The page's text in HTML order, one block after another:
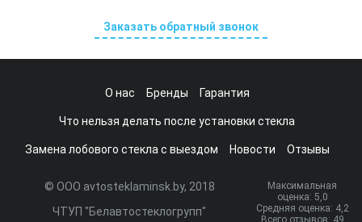
Заказать обратный звонок
О нас Бренды Гарантия
Что нельзя делать после установки стекла
Замена лобового стекла с выездом Новости Отзывы
© ООО avtosteklaminsk.by, 2018
ЧТУП "Белавтостеклогрупп"
Максимальная
оценка: 5,0
Средняя оценка: 4,2
Всего отзывов: 49